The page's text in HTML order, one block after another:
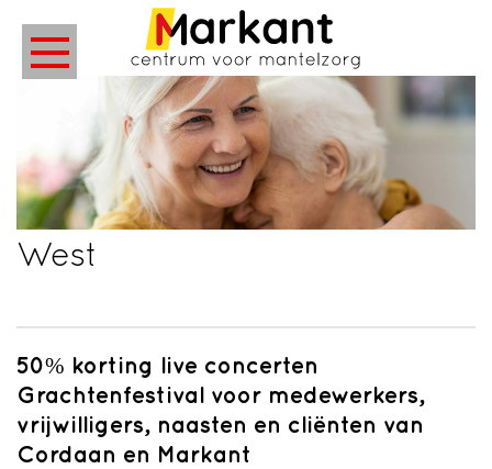
West
50% korting live concerten
Grachtenfestival voor medewerkers,
vrijwilligers, naasten en cliënten van
Cordaan en Markant